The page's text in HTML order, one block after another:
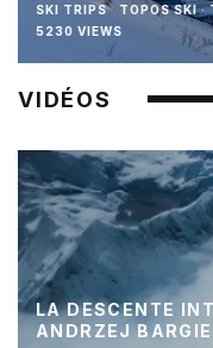
SKI TRIPS TOPOS SKI ·
5230 VIEWS
VIDÉOS
LA DESCENTE
ANDRZEJ